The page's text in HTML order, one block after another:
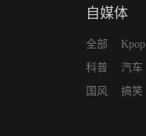
自媒体
全部
科普
国风
Kpop
汽车
搞笑